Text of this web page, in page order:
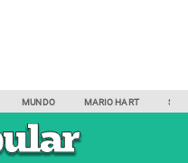
MUNDO MARIO HART